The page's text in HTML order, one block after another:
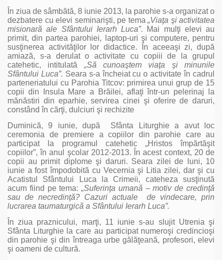
În ziua de sâmbătă, 8 iunie 2013, la parohie s-a organizat o
dezbatere cu elevi seminarişti, pe tema „Viaţa şi activitatea
misionară ale Sfântului Ierarh Luca”. Mai mulţi elevi au
primit, din partea parohiei, laptop-uri şi computere, pentru
susţinerea activităţilor lor didactice. În aceeaşi zi, după
amiază, s-a derulat o activitate cu copiii de la grupul
catehetic, intitulată „Să cunoaştem viaţa şi minunile
Sfântului Luca”. Seara s-a încheiat cu o activitate în cadrul
parteneriatului cu Parohia Titcov: primirea unui grup de 15
copii din Insula Mare a Brăilei, aflaţi într-un pelerinaj la
mănăstiri din eparhie, servirea cinei şi oferire de daruri,
constând în cărţi, dulciuri şi rechizite
Duminică, 9 iunie, după Sfânta Liturghie a avut loc
ceremonia de premiere a copiilor din parohie care au
participat la programul catehetic „Hristos împărtăşit
copiilor”, în anul şcolar 2012-2013. În acest context, 20 de
copii au primit diplome şi daruri. Seara zilei de luni, 10
iunie a fost împodobită cu Vecernia şi Litia zilei, dar şi cu
Acatistul Sfântului Luca la Crimeii, cateheza susţinută
acum fiind pe tema:„Suferinţa umană – motiv de credinţă
sau de necredinţă? Cazuri actuale de vindecare, prin
lucrarea taumaturgică a Sfântului Ierarh Luca”.
În ziua praznicului, marţi, 11 iunie s-au slujit Utrenia şi
Sfânta Liturghie la care au participat numeroşi credincioşi
din parohie şi din întreaga urbe gălăţeană, profesori, elevi
şi oameni de cultură.